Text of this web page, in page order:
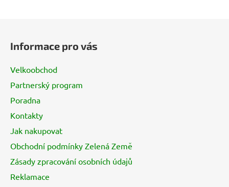
Informace pro vás
Velkoobchod
Partnerský program
Poradna
Kontakty
Jak nakupovat
Obchodní podmínky Zelená Země
Zásady zpracování osobních údajů
Reklamace